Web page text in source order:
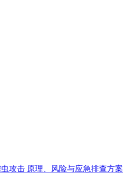
攻击 原理、风险与应急排查方案